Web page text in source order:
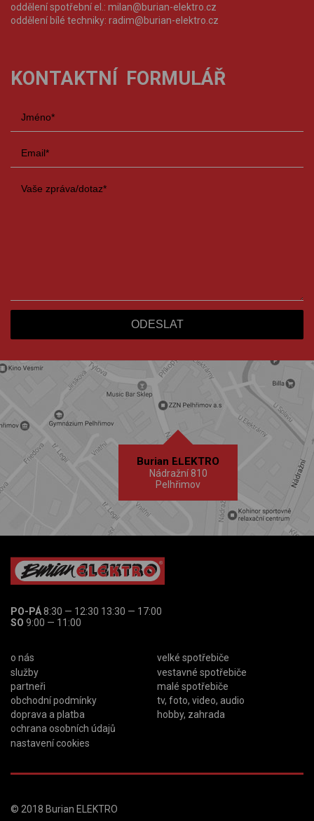
oddělení spotřební el.: milan@burian-elektro.cz
oddělení bílé techniky: radim@burian-elektro.cz
KONTAKTNÍ FORMULÁŘ
Burian ELEKTRO
Nádražní 810
Pelhřimov
PO-PÁ8:30 — 12:30 13:30 — 17:00
SO 9:00 — 11:00
o nás
služby
partneři
obchodní podmínky
doprava a platba
ochrana osobních údajů
nastavení cookies
velké spotřebiče
vestavné spotřebiče
malé spotřebiče
tv, foto, video, audio
hobby, zahrada
© 2018 Burian ELEKTRO